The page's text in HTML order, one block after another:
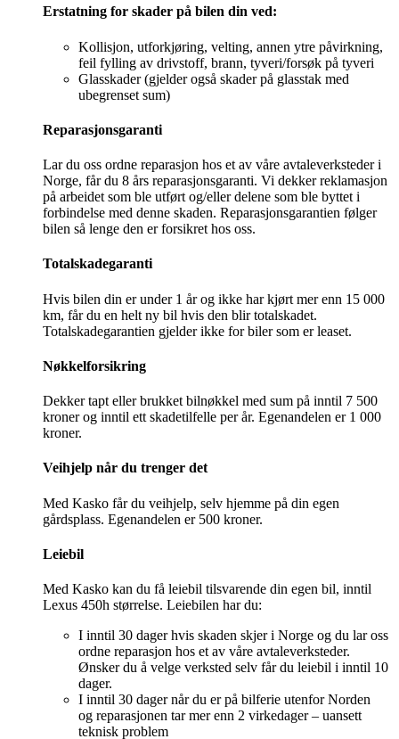
Erstatning for skader på bilen din ved:
Kollisjon, utfor­kjøring, velting, annen ytre påvirkning,
feil fylling av drivstoff, brann, tyveri/forsøk på tyveri
Glasskader (gjelder også skader på glasstak med
ubegrenset sum)
Reparasjonsgaranti
Lar du oss ordne reparasjon hos et av våre avtale­verksteder i
Norge, får du 8 års reparasjons­garanti. Vi dekker reklamasjon
på arbeidet som ble utført og/eller delene som ble byttet i
forbindelse med denne skaden. Reparasjonsgarantien følger
bilen så lenge den er forsikret hos oss.
Totalskadegaranti
Hvis bilen din er under 1 år og ikke har kjørt mer enn 15 000
km, får du en helt ny bil hvis den blir totalskadet.
Totalskadegarantien gjelder ikke for biler som er leaset.
Nøkkelforsikring
Dekker tapt eller brukket bilnøkkel med sum på inntil 7 500
kroner og inntil ett skadetilfelle per år. Egenandelen er 1 000
kroner.
Veihjelp når du trenger det
Med Kasko får du veihjelp, selv hjemme på din egen
gårdsplass. Egenandelen er 500 kroner.
Leiebil
Med Kasko kan du få leiebil tilsvarende din egen bil, inntil
Lexus 450h størrelse. Leiebilen har du:
I inntil 30 dager hvis skaden skjer i Norge og du lar oss
ordne reparasjon hos et av våre avtaleverksteder.
Ønsker du å velge verksted selv får du leiebil i inntil 10
dager.
I inntil 30 dager når du er på bilferie utenfor Norden
og reparasjonen tar mer enn 2 virkedager – uansett
teknisk problem